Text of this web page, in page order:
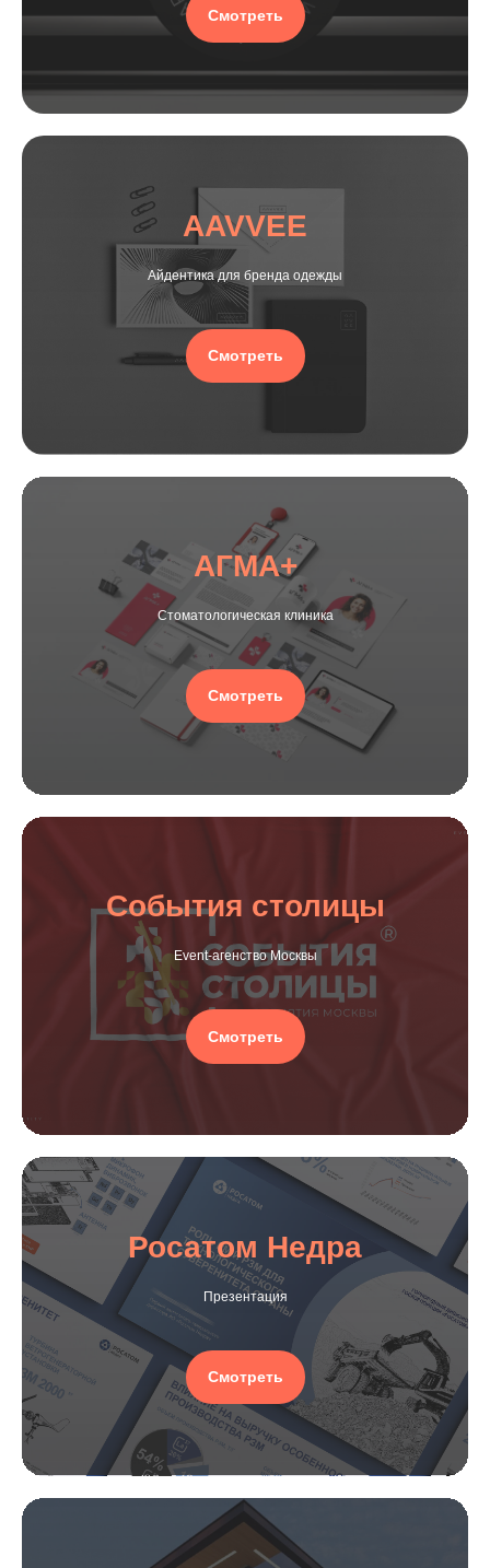
Смотреть
AAVVEE
Айдентика для бренда одежды
Смотреть
АГМА+
Стоматологическая клиника
Смотреть
События столицы
Event-агенство Москвы
Смотреть
Росатом Недра
Презентация
Смотреть